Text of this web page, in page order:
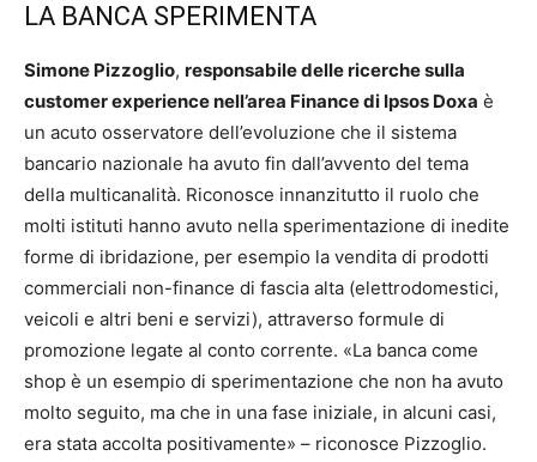
LA BANCA SPERIMENTA
Simone Pizzoglio, responsabile delle ricerche sulla
customer experience nell’area Finance di Ipsos Doxa è
un acuto osservatore dell’evoluzione che il sistema
bancario nazionale ha avuto fin dall’avvento del tema
della multicanalità. Riconosce innanzitutto il ruolo che
molti istituti hanno avuto nella sperimentazione di inedite
forme di ibridazione, per esempio la vendita di prodotti
commerciali non-finance di fascia alta (elettrodomestici,
veicoli e altri beni e servizi), attraverso formule di
promozione legate al conto corrente. «La banca come
shop è un esempio di sperimentazione che non ha avuto
molto seguito, ma che in una fase iniziale, in alcuni casi,
era stata accolta positivamente» – riconosce Pizzoglio.